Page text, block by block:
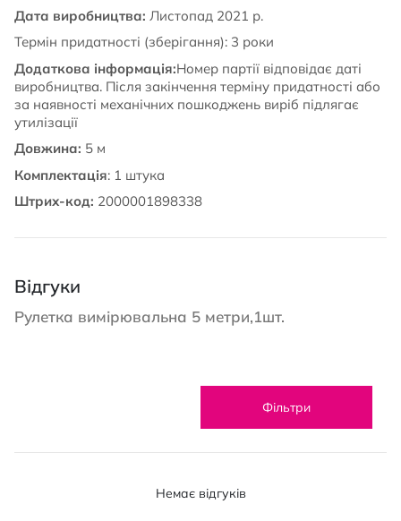
Дата виробництва: Листопад 2021 р.
Термін придатності (зберігання): 3 роки
Додаткова інформація:Номер партії відповідає даті
виробництва. Після закінчення терміну придатності або
за наявності механічних пошкоджень виріб підлягає
утилізації
Довжина: 5 м
Комплектація: 1 штука
Штрих-код: 2000001898338
Відгуки
Рулетка вимірювальна 5 метри,1шт.
Фільтри
Немає відгуків